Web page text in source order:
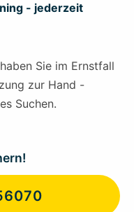
- jederzeit
Sie im Ernstfall
zur Hand -
Suchen.